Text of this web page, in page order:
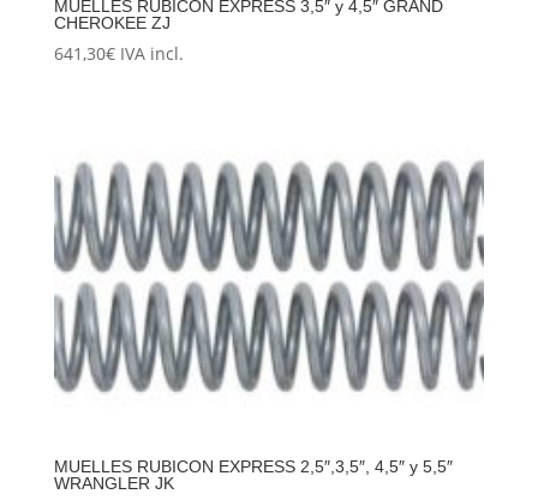
MUELLES RUBICON EXPRESS 3,5″ y 4,5″ GRAND
CHEROKEE ZJ
641,30€ IVA incl.
MUELLES RUBICON EXPRESS 2,5″,3,5″, 4,5″ y 5,5″
WRANGLER JK